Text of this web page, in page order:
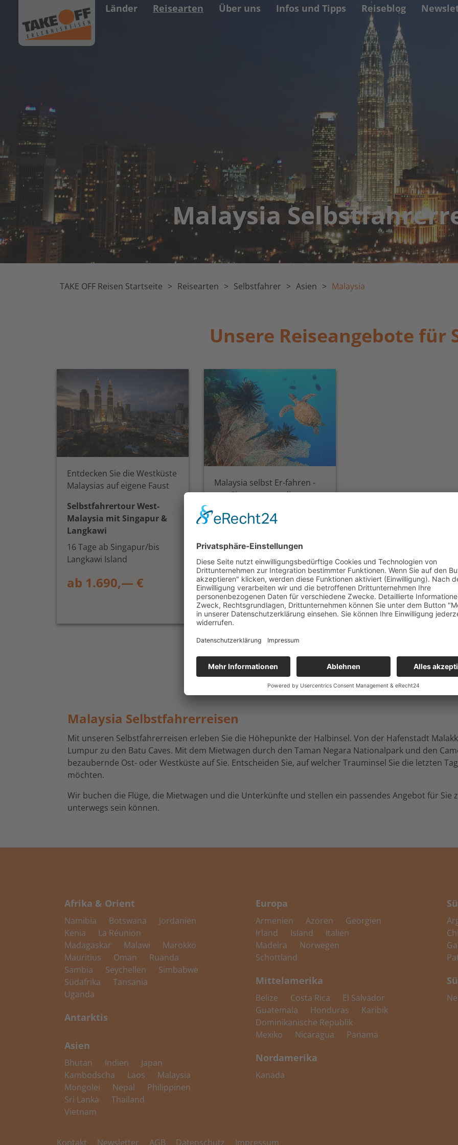
Länder Reisearten Über uns Infos und Tipps Reiseblog
Malaysia
TAKE OFF Reisen Startseite Reisearten Selbstfahrer Asien Malaysia
Unsere Reiseangebote für
Entdecken Sie die Westküste
Malaysias auf eigene Faust
Selbstfahrertour West-
Malaysia mit Singapur &
Langkawi
16 Tage ab Singapur/bis
Langkawi Island
ab 1.690,— €
Malaysia selbst Er-fahren -
von Singapore an die
Selbstfahrertour West-
Island | Sommerreise
14 Tage ab Singapore/bis
Kuala Lumpur
ab 1.875,— €
Malaysia Selbstfahrerreisen
Mit unseren Selbstfahrerreisen erleben Sie die Höhepunkte der Halbinsel. Von der Hafenstadt
Lumpur zu den Batu Caves. Mit dem Mietwagen durch den Taman Negara Nationalpark und den
bezaubernde Ost- oder Westküste auf Sie. Entscheiden Sie, auf welcher Trauminsel Sie die letzten
möchten.
Wir buchen die Flüge, die Mietwagen und die Unterkünfte und stellen ein passendes Angebot für Sie
unterwegs sein können.
Afrika & Orient
Namibia Botswana
Jordanien
Kenia
La Réunion
Madagaskar
Malawi
Marokko
Mauritius
Oman
Ruanda
Sambia
Seychellen
Simbabwe
Südafrika
Tansania
Uganda
Antarktis
Asien
Bhutan Indien
Japan
Kambodscha
Laos
Malaysia
Mongolei
Nepal
Philippinen
Sri Lanka
Thailand
Vietnam
Europa
Armenien Azoren
Georgien
Irland
Island
Italien
Madeira
Norwegen
Schottland
Mittelamerika
Belize Costa Rica
El Salvador
Guatemala
Honduras
Karibik
Dominikanische Republik
Mexiko
Nicaragua Panama
Nordamerika
Kanada
Kontakt Newsletter AGB Datenschutz Impressum